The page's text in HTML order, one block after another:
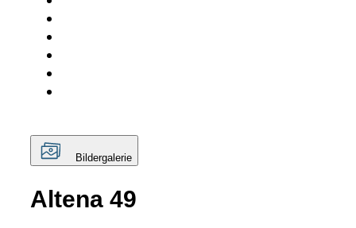
Bildergalerie
Altena 49